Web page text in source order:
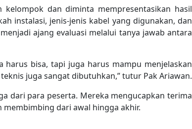
dan diminta mempresentasikan hasil
instalasi, jenis-jenis kabel yang digunakan, dan
ajang evaluasi melalui tanya jawab antara
harus bisa, tapi juga harus mampu menjelaskan
juga sangat dibutuhkan,” tutur Pak Ariawan.
dari para peserta. Mereka mengucapkan terima
dari awal hingga akhir.